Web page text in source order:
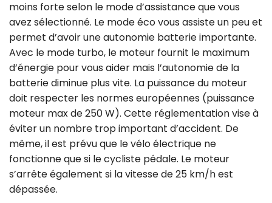
moins forte selon le mode d’assistance que vous
avez sélectionné. Le mode éco vous assiste un peu et
permet d’avoir une autonomie batterie importante.
Avec le mode turbo, le moteur fournit le maximum
d’énergie pour vous aider mais l’autonomie de la
batterie diminue plus vite. La puissance du moteur
doit respecter les normes européennes (puissance
moteur max de 250 W). Cette réglementation vise à
éviter un nombre trop important d’accident. De
même, il est prévu que le vélo électrique ne
fonctionne que si le cycliste pédale. Le moteur
s’arrête également si la vitesse de 25 km/h est
dépassée.